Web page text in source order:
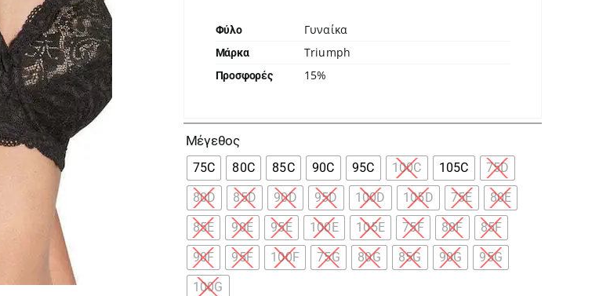
Φύλο Γυναίκα
Μάρκα Triumph
Προσφορές 15%
Μέγεθος
75C 80C 85C 90C 95C 100C 105C
75D
80D
85D 90D 95D 100D 105D 75E
80E
85E
90E 95E 100E 105E 75F 80F
85F
90F
95F 100F 75G 80G 85G 90G
95G
100G